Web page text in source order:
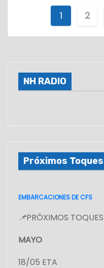
a
i
i
1 2
NH RADIO
Próximos
EMBARCACIONES DE CFS
📌PRÓXIMOS
MAYO
18/05 ETA